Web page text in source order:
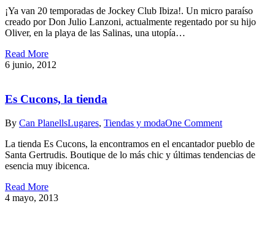
¡Ya van 20 temporadas de Jockey Club Ibiza!. Un micro paraíso
creado por Don Julio Lanzoni, actualmente regentado por su hijo
Oliver, en la playa de las Salinas, una utopía…
Read More
6 junio, 2012
Es Cucons, la tienda
By Can PlanellsLugares, Tiendas y modaOne Comment
La tienda Es Cucons, la encontramos en el encantador pueblo de
Santa Gertrudis. Boutique de lo más chic y últimas tendencias de
esencia muy ibicenca.
Read More
4 mayo, 2013